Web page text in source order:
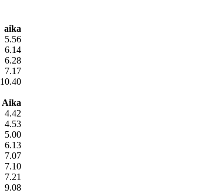
aika
5.56
6.14
6.28
7.17
10.40
Aika
4.42
4.53
5.00
6.13
7.07
7.10
7.21
9.08